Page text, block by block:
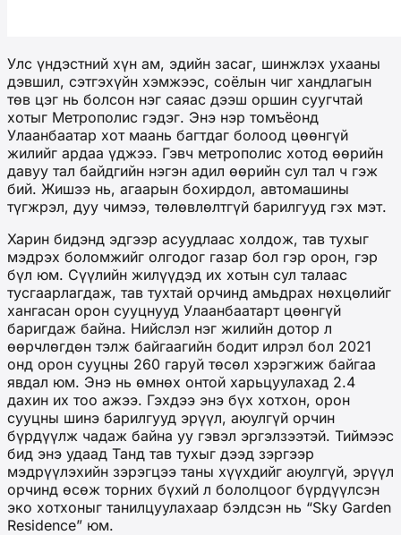
Улс үндэстний хүн ам, эдийн засаг, шинжлэх ухааны
дэвшил, сэтгэхүйн хэмжээс, соёлын чиг хандлагын
төв цэг нь болсон нэг саяас дээш оршин суугчтай
хотыг Метрополис гэдэг. Энэ нэр томъёонд
Улаанбаатар хот маань багтдаг болоод цөөнгүй
жилийг ардаа үджээ. Гэвч метрополис хотод өөрийн
давуу тал байдгийн нэгэн адил өөрийн сул тал ч гэж
бий. Жишээ нь, агаарын бохирдол, автомашины
түгжрэл, дуу чимээ, төлөвлөлтгүй барилгууд гэх мэт.
Харин бидэнд эдгээр асуудлаас холдож, тав тухыг
мэдрэх боломжийг олгодог газар бол гэр орон, гэр
бүл юм. Сүүлийн жилүүдэд их хотын сул талаас
тусгаарлагдаж, тав тухтай орчинд амьдрах нөхцөлийг
хангасан орон сууцнууд Улаанбаатарт цөөнгүй
баригдаж байна. Нийслэл нэг жилийн дотор л
өөрчлөгдөн тэлж байгаагийн бодит илрэл бол 2021
онд орон сууцны 260 гаруй төсөл хэрэгжиж байгаа
явдал юм. Энэ нь өмнөх онтой харьцуулахад 2.4
дахин их тоо ажээ. Гэхдээ энэ бүх хотхон, орон
сууцны шинэ барилгууд эрүүл, аюулгүй орчин
бүрдүүлж чадаж байна уу гэвэл эргэлзээтэй. Тиймээс
бид энэ удаад Танд тав тухыг дээд зэргээр
мэдрүүлэхийн зэрэгцээ таны хүүхдийг аюулгүй, эрүүл
орчинд өсөж торних бүхий л бололцоог бүрдүүлсэн
эко хотхоныг танилцуулахаар бэлдсэн нь “Sky Garden
Residence” юм.